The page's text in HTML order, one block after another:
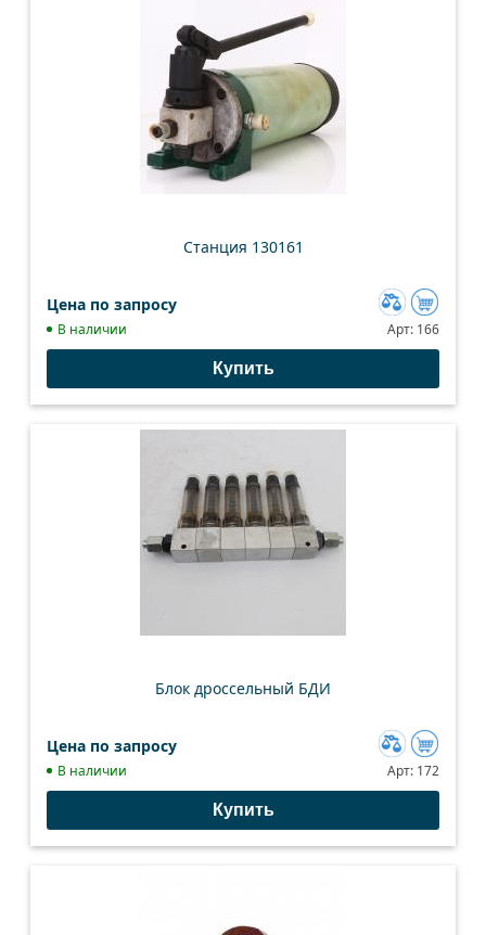
Станция 130161
Цена по запросу
Добавить
к
В наличии Арт: 166
Купить
Блок дроссельный БДИ
Цена по запросу
Добавить
к
В наличии Арт: 172
Купить